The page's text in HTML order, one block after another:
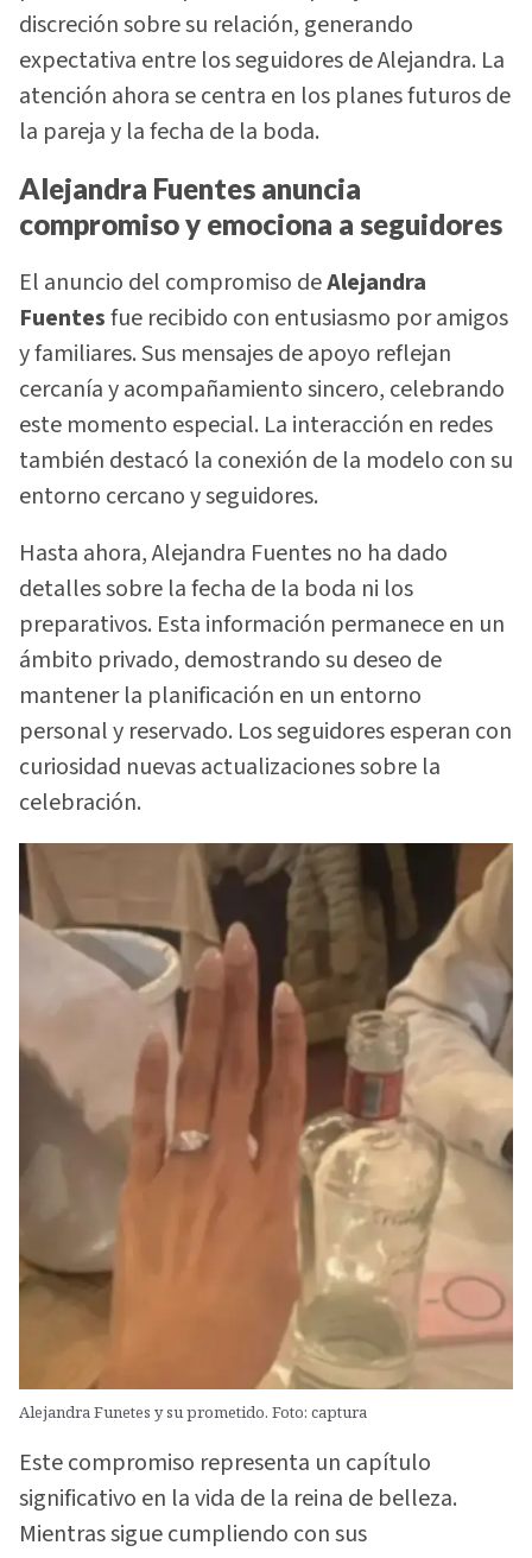
discreción sobre su relación, generando
expectativa entre los seguidores de Alejandra. La
atención ahora se centra en los planes futuros de
la pareja y la fecha de la boda.
Alejandra Fuentes anuncia
compromiso y emociona a seguidores
El anuncio del compromiso deAlejandra
Fuentesfue recibido con entusiasmo por amigos
y familiares. Sus mensajes de apoyo reflejan
cercanía y acompañamiento sincero, celebrando
este momento especial. La interacción en redes
también destacó la conexión de la modelo con su
entorno cercano y seguidores.
Hasta ahora, Alejandra Fuentes no ha dado
detalles sobre la fecha de la boda ni los
preparativos. Esta información permanece en un
ámbito privado, demostrando su deseo de
mantener la planificación en un entorno
personal y reservado. Los seguidores esperan con
curiosidad nuevas actualizaciones sobre la
celebración.
Alejandra Funetes y su prometido. Foto: captura
Este compromiso representa un capítulo
significativo en la vida de la reina de belleza.
Mientras sigue cumpliendo con sus